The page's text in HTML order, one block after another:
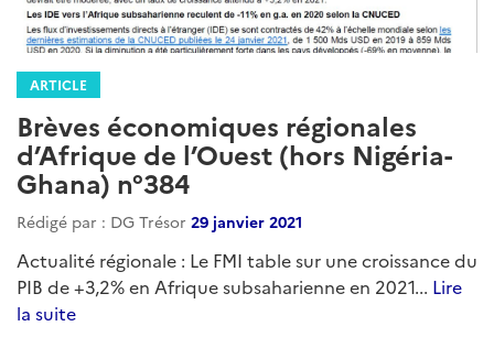
ARTICLE
Brèves économiques régionales
d’Afrique de l’Ouest (hors Nigéria-
Ghana) n°384
Rédigé par : DG Trésor 29 janvier 2021
Actualité régionale : Le FMI table sur une croissance du
PIB de +3,2% en Afrique subsaharienne en 2021... Lire
la suite